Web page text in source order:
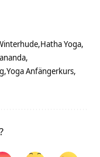
Hatha Yoga
Yoga Anfängerkurs